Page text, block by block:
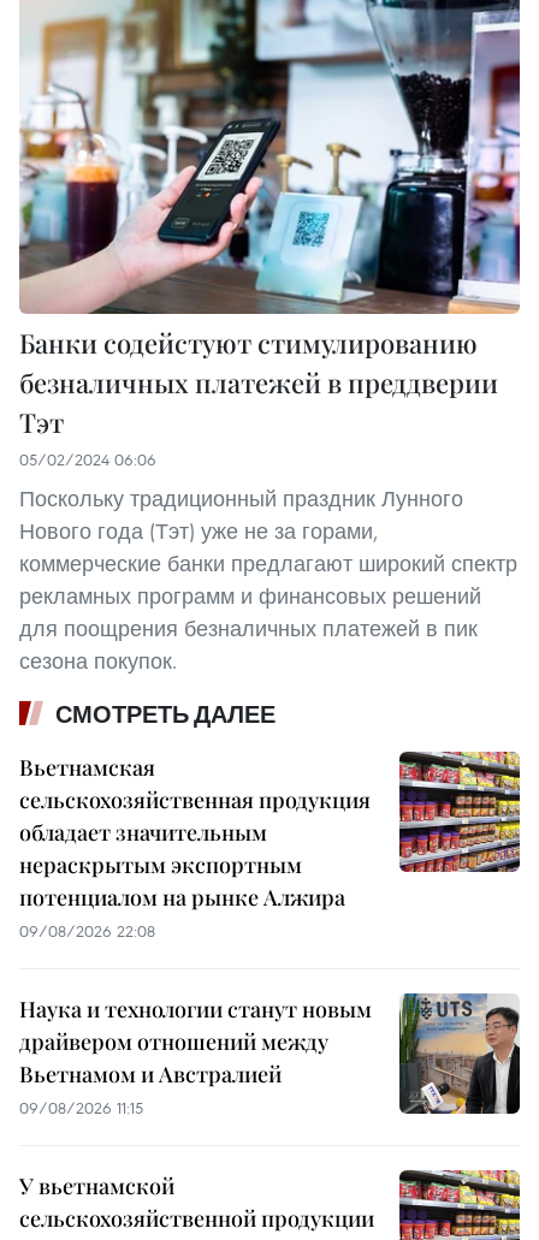
Банки содейстуют стимулированию
безналичных платежей в преддверии
Tэт
05/02/2024 06:06
Поскольку традиционный праздник Лунного
Нового года (Тэт) уже не за горами,
коммерческие банки предлагают широкий спектр
рекламных программ и финансовых решений
для поощрения безналичных платежей в пик
сезона покупок.
СМОТРЕТЬ ДАЛЕЕ
Вьетнамская
сельскохозяйственная продукция
обладает значительным
нераскрытым экспортным
потенциалом на рынке Алжира
09/08/2026 22:08
Наука и технологии станут новым
драйвером отношений между
Вьетнамом и Австралией
09/08/2026 11:15
У вьетнамской
сельскохозяйственной продукции